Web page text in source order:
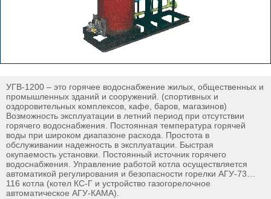
УГВ-1200 – это горячее водоснабжение жилых, общественных и
промышленных зданий и сооружений. (спортивных и
оздоровительных комплексов, кафе, баров, магазинов)
Возможность эксплуатации в летний период при отсутствии
горячего водоснабжения. Постоянная температура горячей
воды при широком диапазоне расхода. Простота в
обслуживании надежность в эксплуатации. Быстрая
окупаемость установки. Постоянный источник горячего
водоснабжения. Управление работой котла осуществляется
автоматикой регулирования и безопасности горелки АГУ-73…
116 котла (котел КС-Г и устройство газогорелочное
автоматическое АГУ-КАМА).